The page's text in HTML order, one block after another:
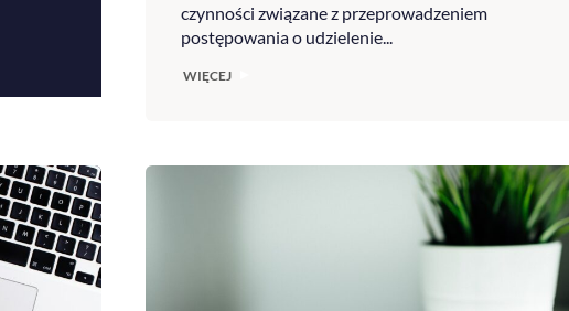
czynności związane z przeprowadzeniem
postępowania o udzielenie...
WIĘCEJ